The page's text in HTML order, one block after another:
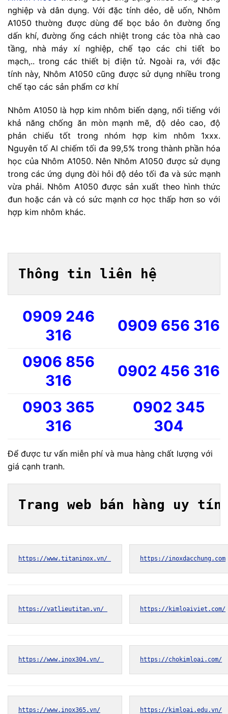
nghiệp và dân dụng. Với đặc tính dẻo, dễ uốn, Nhôm
A1050 thường được dùng để bọc bảo ôn đường ống
dấn khí, đường ống cách nhiệt trong các tòa nhà cao
tầng, nhà máy xí nghiệp, chế tạo các chi tiết bo
mạch,.. trong các thiết bị điện tử. Ngoài ra, với đặc
tính này, Nhôm A1050 cũng được sử dụng nhiều trong
chế tạo các sản phẩm cơ khí
Nhôm A1050 là hợp kim nhôm biến dạng, nổi tiếng với
khả năng chống ăn mòn mạnh mẽ, độ dẻo cao, độ
phản chiếu tốt trong nhóm hợp kim nhôm 1xxx.
Nguyên tố Al chiếm tối đa 99,5% trong thành phần hóa
học của Nhôm A1050. Nên Nhôm A1050 được sử dụng
trong các ứng dụng đòi hỏi độ dẻo tối đa và sức mạnh
vừa phải. Nhôm A1050 được sản xuất theo hình thức
đun hoặc cán và có sức mạnh cơ học thấp hơn so với
hợp kim nhôm khác.
Thông tin liên hệ
0909 246
316
0909 656 316
0906 856
316
0902 456 316
0903 365
316
0902 345
304
Để được tư vấn miễn phí và mua hàng chất lượng với
giá cạnh tranh.
Trang web bán hàng uy tín
https://www.titaninox.vn/ https://inoxdacchung.com
https://vatlieutitan.vn/ https://kimloaiviet.com/
https://www.inox304.vn/ https://chokimloai.com/
https://www.inox365.vn/ https://kimloai.edu.vn/